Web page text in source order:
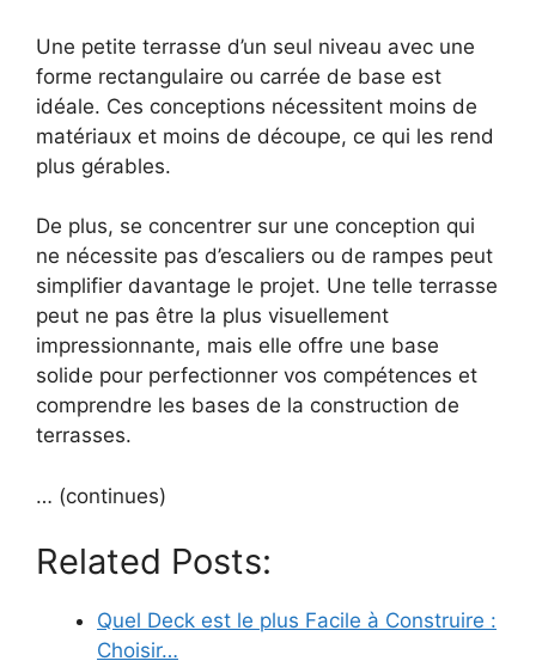
Une petite terrasse d’un seul niveau avec une
forme rectangulaire ou carrée de base est
idéale. Ces conceptions nécessitent moins de
matériaux et moins de découpe, ce qui les rend
plus gérables.
De plus, se concentrer sur une conception qui
ne nécessite pas d’escaliers ou de rampes peut
simplifier davantage le projet. Une telle terrasse
peut ne pas être la plus visuellement
impressionnante, mais elle offre une base
solide pour perfectionner vos compétences et
comprendre les bases de la construction de
terrasses.
… (continues)
Related Posts:
Quel Deck est le plus Facile à Construire :
Choisir…